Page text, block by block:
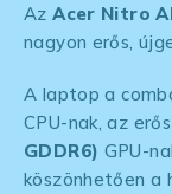
AzAcer Nitro
nagyon erős,
A laptop a
CPU-nak, az erős
GDDR6) GPU-
köszönhetően a